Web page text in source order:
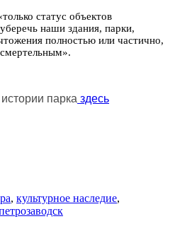
статус объектов
наши здания, парки,
полностью или частично,
парка здесь
, культурное наследие,